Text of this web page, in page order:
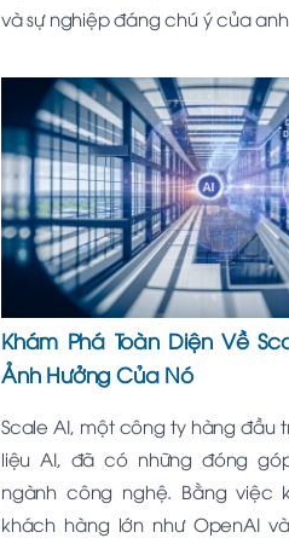
và sự nghiệp đáng chú ý của
Khám Phá Toàn Diện Về
Ảnh Hưởng Của Nó
Scale AI, một công ty hàng đầu
liệu AI, đã có những đóng
ngành công nghệ. Bằng việc
khách hàng lớn như OpenAI